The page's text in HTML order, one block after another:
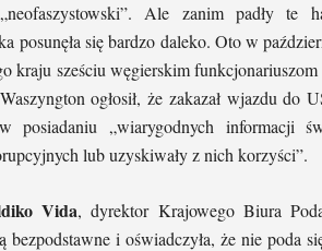
Ale zanim padły te
posunęła się bardzo daleko. Oto w
kraju sześciu węgierskim
ogłosił, że zakazał wjazdu do
posiadaniu „wiarygodnych informacji
lub uzyskiwały z nich korzyści”.
Vida, dyrektor Krajowego Biura
bezpodstawne i oświadczyła, że nie poda